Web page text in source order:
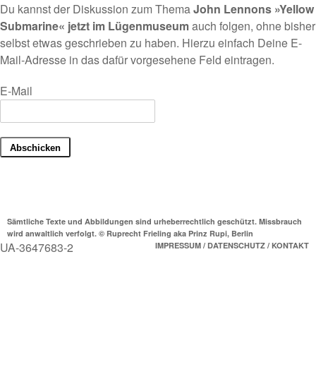
Du kannst der Diskussion zum ThemaJohn Lennons »Yellow
Submarine« jetzt im Lügenmuseumauch folgen, ohne bisher
selbst etwas geschrieben zu haben. Hierzu einfach Deine E-
Mail-Adresse in das dafür vorgesehene Feld eintragen.
E-Mail
Sämtliche Texte und Abbildungen sind urheberrechtlich geschützt. Missbrauch
wird anwaltlich verfolgt. © Ruprecht Frieling aka Prinz Rupi, Berlin
IMPRESSUM / DATENSCHUTZ / KONTAKT
UA-3647683-2